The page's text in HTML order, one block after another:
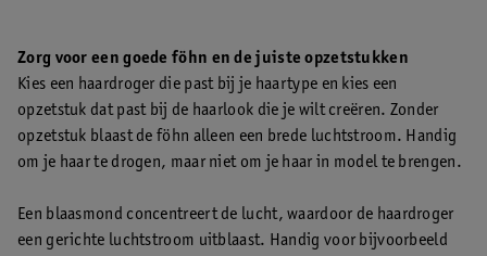
Zorg voor een goede föhn en de juiste opzetstukken
Kies een haardroger die past bij je haartype en kies een
opzetstuk dat past bij de haarlook die je wilt creëren. Zonder
opzetstuk blaast de föhn alleen een brede luchtstroom. Handig
om je haar te drogen, maar niet om je haar in model te brengen.
Een blaasmond concentreert de lucht, waardoor de haardroger
een gerichte luchtstroom uitblaast. Handig voor bijvoorbeeld